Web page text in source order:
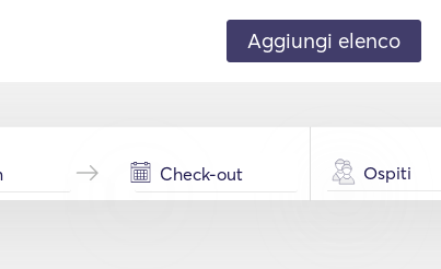
Aggiungi elenco
Ospiti